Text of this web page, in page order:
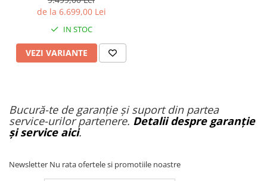
90 km/h, suspensie dublă,
frâne hidraulice
de la 6.699,00 Lei
IN STOC
VEZI VARIANTE
Bucură-te de garanție și suport din partea
service-urilor partenere. Detalii despre garanție
și service aici.
Newsletter Nu rata ofertele si promotiile noastre